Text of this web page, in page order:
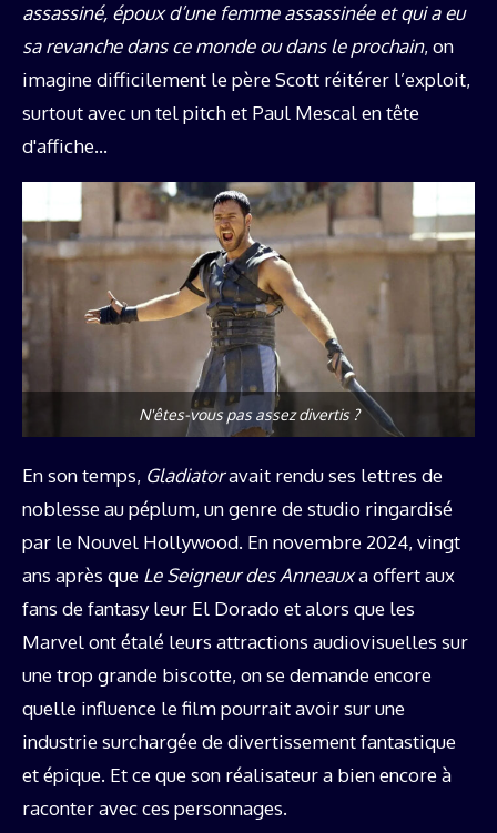
assassiné, époux d’une femme assassinée et qui a eu
sa revanche dans ce monde ou dans le prochain, on
imagine difficilement le père Scott réitérer l’exploit,
surtout avec un tel pitch et Paul Mescal en tête
d'affiche…
N'êtes-vous pas assez divertis ?
En son temps, Gladiatoravait rendu ses lettres de
noblesse au péplum, un genre de studio ringardisé
par le Nouvel Hollywood. En novembre 2024, vingt
ans après que Le Seigneur des Anneauxa offert aux
fans de fantasy leur El Dorado et alors que les
Marvel ont étalé leurs attractions audiovisuelles sur
une trop grande biscotte, on se demande encore
quelle influence le film pourrait avoir sur une
industrie surchargée de divertissement fantastique
et épique. Et ce que son réalisateur a bien encore à
raconter avec ces personnages.